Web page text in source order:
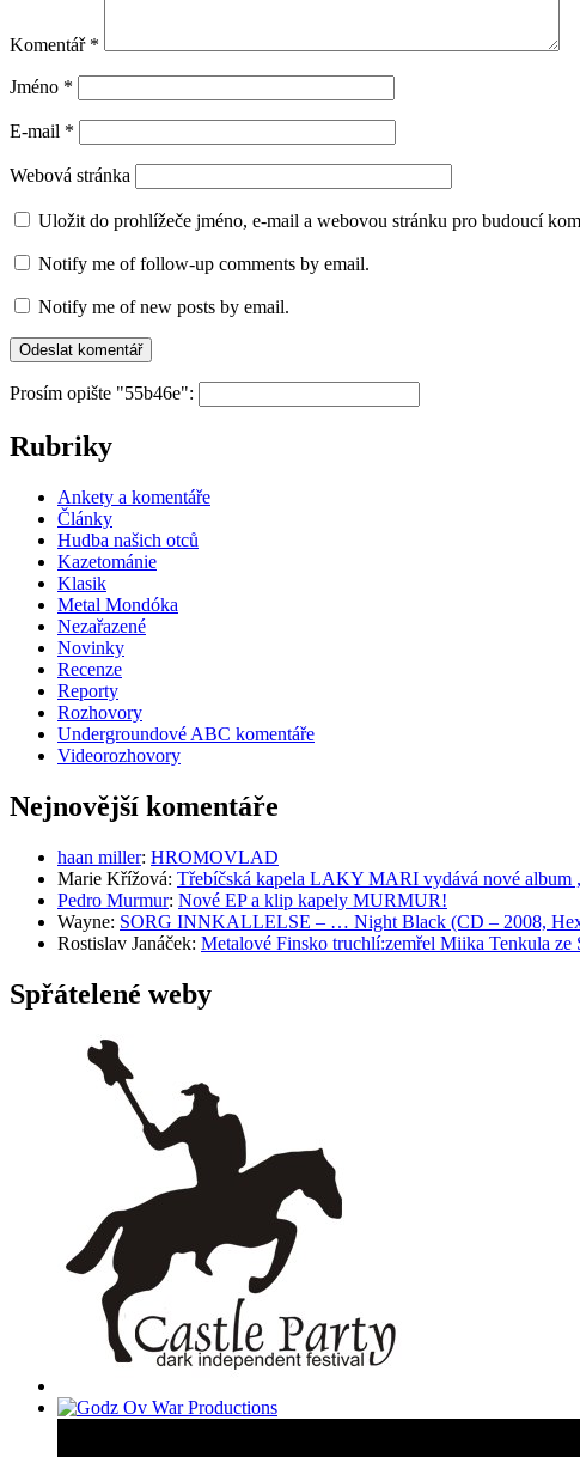
Komentář *
Jméno *
E-mail *
Webová stránka
Uložit do prohlížeče jméno, e-mail a webovou stránku pro budoucí
Notify me of follow-up comments by email.
Notify me of new posts by email.
Prosím opište "55b46e":
Rubriky
Ankety a komentáře
Články
Hudba našich otců
Kazetománie
Klasik
Metal Mondóka
Nezařazené
Novinky
Recenze
Reporty
Rozhovory
Undergroundové ABC komentáře
Videorozhovory
Nejnovější komentáře
haan miller: HROMOVLAD
Marie Křížová: Třebíčská kapela LAKY MARI vydává nové album
Pedro Murmur: Nové EP a klip kapely MURMUR!
Wayne: SORG INNKALLELSE – … Night Black (CD – 2008,
Rostislav Janáček: Metalové Finsko truchlí:zemřel Miika Tenkula
Spřátelené weby